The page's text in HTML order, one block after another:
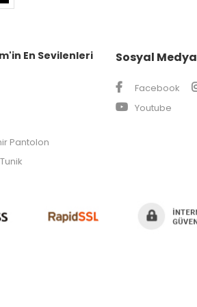
En Sevilenleri
Pantolon
Sosyal Medya
Facebook
Youtube